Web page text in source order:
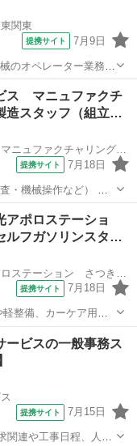
関東
提携サイト 7月9日
のオペレーター業務か
濯機に投入し、 タッ
ス マニュファクチ
造スタッフ（組立…
株式会社テクノ・サービス マニュファクチャリング【埼玉県】
提携サイト 7月18日
機械操作など） 具
ク 部品を機械にセット
ポロステーショ
フガソリンスタ
提携サイト 7月18日
整備、カーケア用品
案内 ・カー用品のご提
ービスの一般事務ス
提携サイト 7月15日
関連や工事日程、人員